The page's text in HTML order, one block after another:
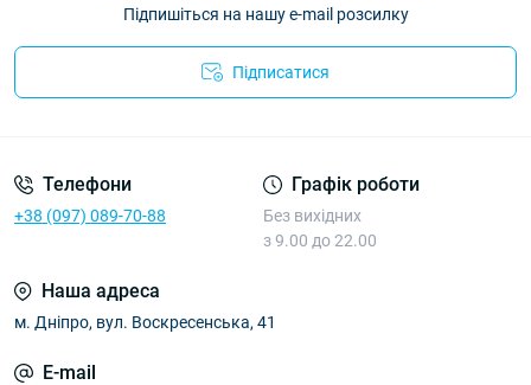
Підпишіться на нашу e-mail розсилку
Підписатися
Телефони
+38 (097) 089-70-88
Графік роботи
Без вихідних
з 9.00 до 22.00
Наша адреса
м. Дніпро, вул. Воскресенська, 41
E-mail